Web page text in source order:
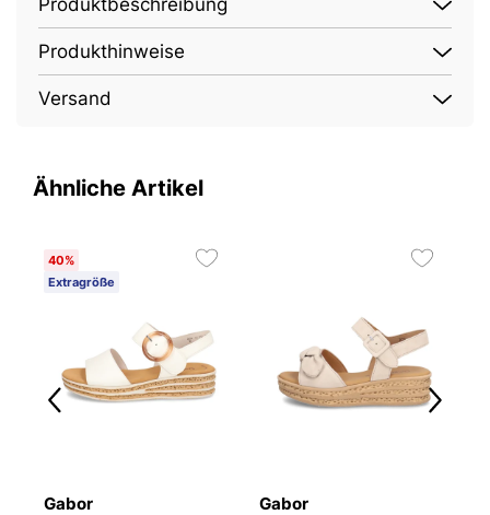
Produktbeschreibung
Produkthinweise
Versand
Ähnliche Artikel
40%
Extragröße
Gabor
Gabor